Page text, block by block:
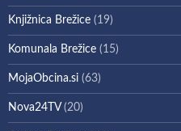
Knjižnica Brežice (19)
Komunala Brežice (15)
MojaObcina.si (63)
Nova24TV(20)